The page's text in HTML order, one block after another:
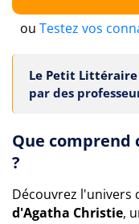
ou Testez vos
Le Petit Littéraire
par des
Que
?
Découvrez l'univers
d'Agatha Christie,